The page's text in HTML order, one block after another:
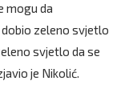
mogu da
dobio zeleno svjetlo
svjetlo da se
je Nikolić.